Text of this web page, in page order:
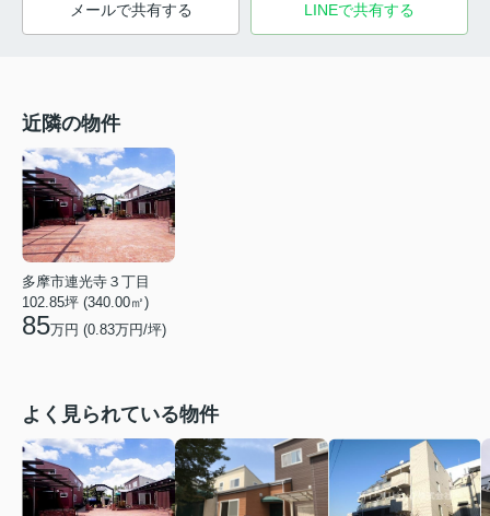
メールで共有する LINEで共有する
近隣の物件
多摩市連光寺３丁目
102.85坪 (340.00㎡)
85万円 (0.83万円/坪)
よく見られている物件